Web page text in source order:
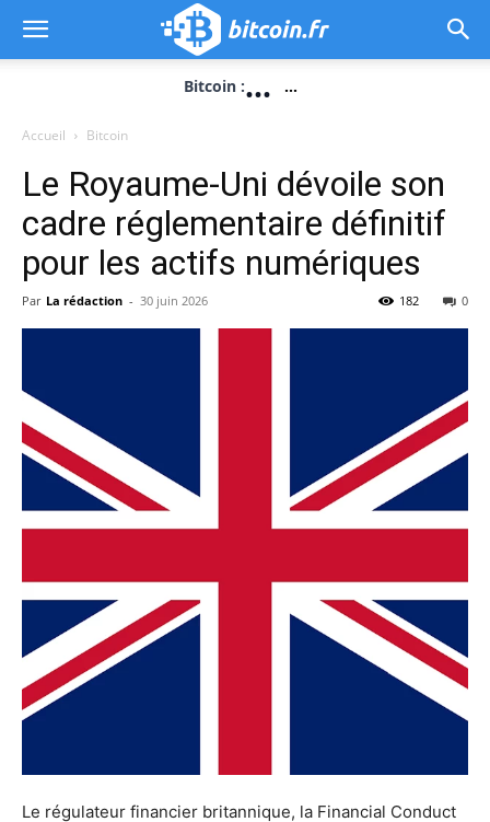
Bitcoin :... ...
Accueil Bitcoin
Le Royaume-Uni dévoile son
cadre réglementaire définitif
pour les actifs numériques
Par La rédaction - 30 juin 2026 0
182
Le régulateur financier britannique, la Financial Conduct